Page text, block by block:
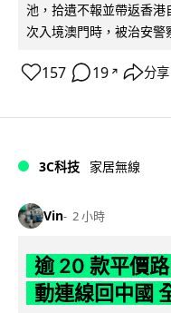
池，拾遺不報並帶返香
次入境澳門時，被治安警
157 19 ↗ 分享
3C科技 家居無線
Vin 2 小時
逾 20 款平價
動連線回中國